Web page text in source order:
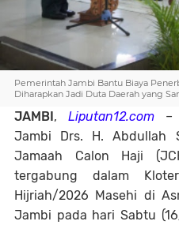
Pemerintah Jambi Bantu Biaya
Diharapkan Jadi Duta Daerah yang
JAMBI, Liputan12.com–
Jambi Drs. H. Abdullah
Jamaah Calon Haji
tergabung dalam
Hijriah/2026 Masehi di
Jambi pada hari Sabtu